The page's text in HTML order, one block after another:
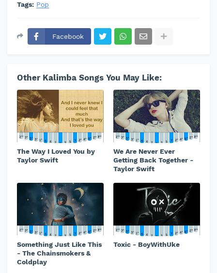
Tags: Pop
Facebook
Other Kalimba Songs You May Like:
The Way I Loved You by
Taylor Swift
We Are Never Ever
Getting Back Together -
Taylor Swift
Something Just Like This
- The Chainsmokers &
Coldplay
Toxic - BoyWithUke